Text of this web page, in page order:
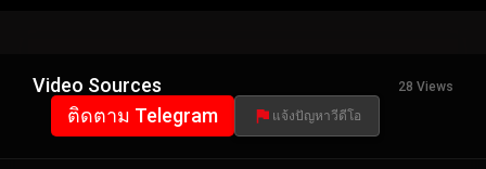
Video Sources 28 Views
ติดตาม Telegram แจ้งปัญหาวีดีโอ